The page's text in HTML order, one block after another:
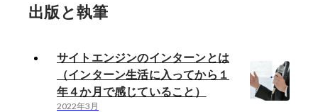
出版と執筆
サイトエンジンのインターンとは
（インターン生活に入ってから１
年４か月で感じていること）
2022年3月